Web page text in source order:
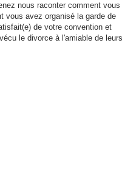
nous raconter comment vous
vous avez organisé la garde de
de votre convention et
le divorce à l'amiable de leurs